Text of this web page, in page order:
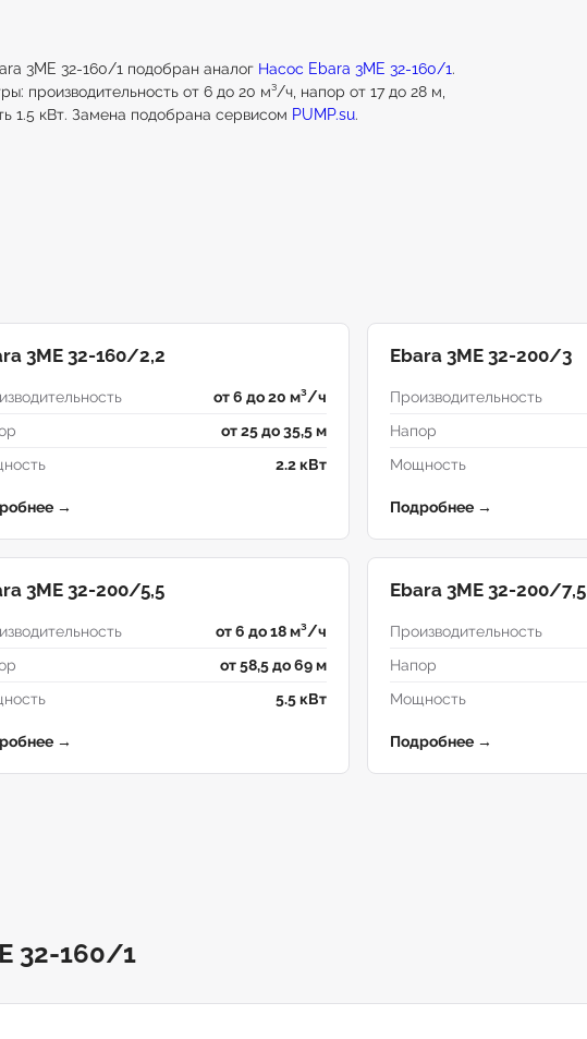
3ME 32-160/1 подобран аналог Насос Ebara 3ME 32-160/1.
производительность от 6 до 20 м³/ч, напор от 17 до 28 м,
1.5 кВт. Замена подобрана сервисом PUMP.su.
3ME 32-160/2,2
от 6 до 20 м³/ч
от 25 до 35,5 м
2.2 кВт
→
Ebara 3ME 32-200/3
Производительность
Напор
Мощность
Подробнее →
3ME 32-200/5,5
от 6 до 18 м³/ч
от 58,5 до 69 м
5.5 кВт
→
Ebara 3ME 32-200/7,5
Производительность
Напор
Мощность
Подробнее →
32-160/1